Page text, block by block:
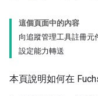
這個頁面中的內容
向追蹤管理工具註冊元
設定能力轉送
本頁說明如何在